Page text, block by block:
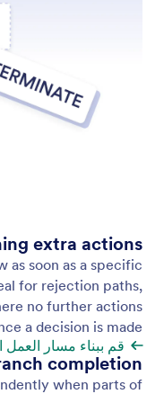
extra actions
as soon as a specific
for rejection paths,
no further actions
a decision is made.
قم ببناء مسار
completion
when parts of